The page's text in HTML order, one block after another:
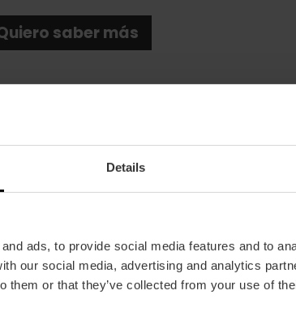
Details
ads, to provide social media features and to
our social media, advertising and analytics
them or that they’ve collected from your use of
saber más
Descuento Valencia Tourist Card
50% dto. València Tourist Card